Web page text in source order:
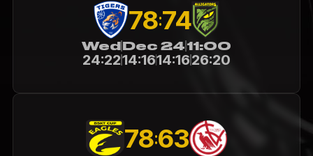
78:74
WedDec 2411:00
24:2214:1614:1626:20
78:63